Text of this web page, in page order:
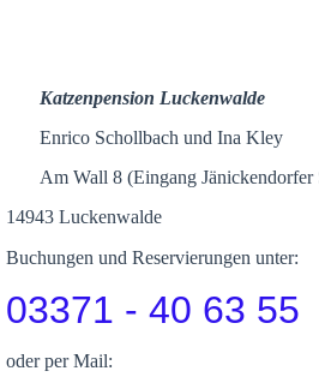
Katzenpension Luckenwalde
Enrico Schollbach und Ina Kley
Am Wall 8 (Eingang Jänickendorfer
14943 Luckenwalde
Buchungen und Reservierungen unter:
03371 - 40 63 55
oder per Mail: